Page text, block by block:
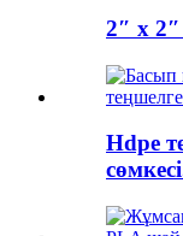
2″ x
Hdpe